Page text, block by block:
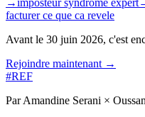
→imposteur syndrome expert
facturer ce que ca revele
Avant le 30 juin 2026, c'est
Rejoindre maintenant →
#REF
Par Amandine Serani ×